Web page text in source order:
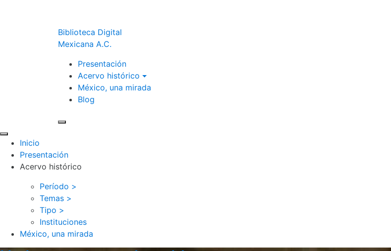
Biblioteca Digital
Mexicana A.C.
Presentación
Acervo histórico
México, una mirada
Blog
Inicio
Presentación
Acervo histórico
Período >
Temas >
Tipo >
Instituciones
México, una mirada